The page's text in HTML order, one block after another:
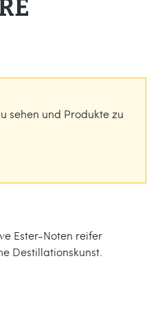
sehen und Produkte zu
Ester-Noten reifer
Destillationskunst.